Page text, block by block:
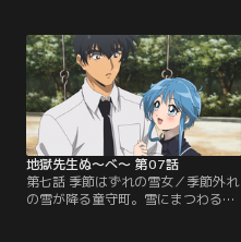
う。しかしそれは数多の罪人の首を
斬ってきた呪われた妖刀・はたもん
ばの罠だった。罪人としてつけ狙わ
れ、凶刃に追われる克也と愛美は必
死の思いで鵺野に助けを求める
が…！？
地獄先生ぬ～べ～ 第07話
第七話 季節はずれの雪女／季節外れ
の雪が降る童守町。雪にまつわる記